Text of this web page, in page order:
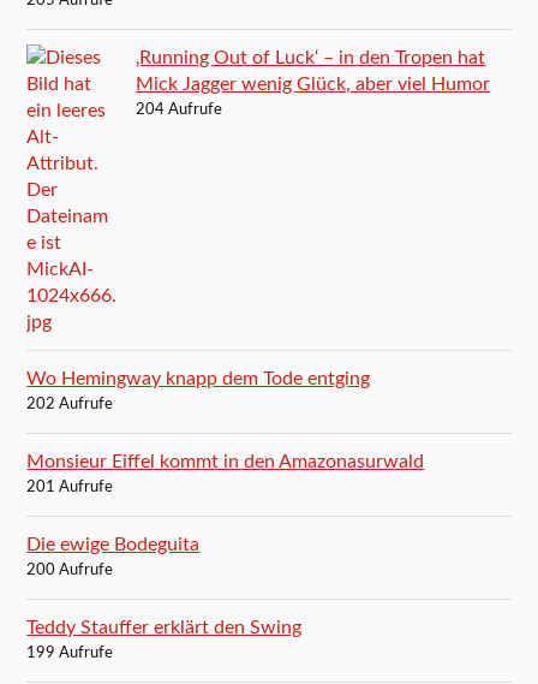
‚Running Out of Luck‘ – in den Tropen hat
Mick Jagger wenig Glück, aber viel Humor
204 Aufrufe
Wo Hemingway knapp dem Tode entging
202 Aufrufe
Monsieur Eiffel kommt in den Amazonasurwald
201 Aufrufe
Die ewige Bodeguita
200 Aufrufe
Teddy Stauffer erklärt den Swing
199 Aufrufe